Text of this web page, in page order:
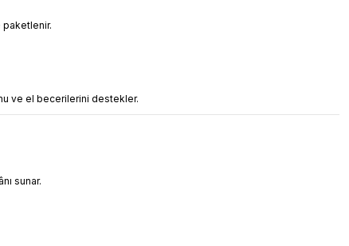
paketlenir.
ve el becerilerini destekler.
sunar.